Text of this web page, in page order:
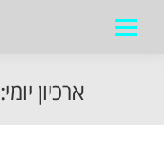
ארכיון יומי: